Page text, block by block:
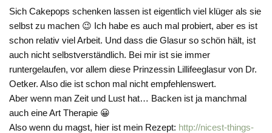
Sich Cakepops schenken lassen ist eigentlich viel klüger als sie
selbst zu machen 😉 Ich habe es auch mal probiert, aber es ist
schon relativ viel Arbeit. Und dass die Glasur so schön hält, ist
auch nicht selbstverständlich. Bei mir ist sie immer
runtergelaufen, vor allem diese Prinzessin Lillifeeglasur von Dr.
Oetker. Also die ist schon mal nicht empfehlenswert.
Aber wenn man Zeit und Lust hat… Backen ist ja manchmal
auch eine Art Therapie 😀
Also wenn du magst, hier ist mein Rezept: http://nicest-things-